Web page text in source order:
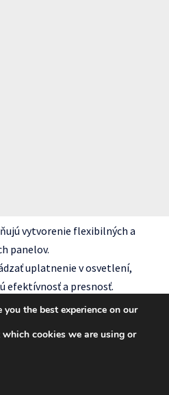
vytvorenie flexibilných a
panelov.
uplatnenie v osvetlení,
efektívnosť a presnosť.
integrované s internetom
analýzy dát
the best experience on our
cookies we are using or